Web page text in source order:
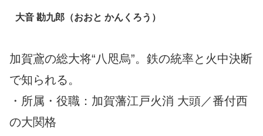
大音 勘九郎（おおと かんくろう）
加賀鳶の総大将“八咫烏”。鉄の統率と火中決断
で知られる。
・所属・役職：加賀藩江戸火消 大頭／番付西
の大関格